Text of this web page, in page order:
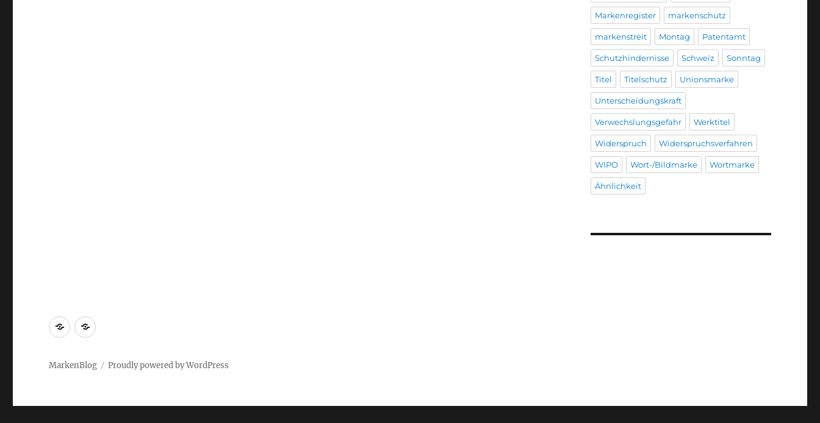
Markenregister markenschutz
markenstreit Montag Patentamt
Schutzhindernisse Schweiz Sonntag
Titel Titelschutz Unionsmarke
Unterscheidungskraft
Verwechslungsgefahr Werktitel
Widerspruch Widerspruchsverfahren
WIPO Wort-/Bildmarke Wortmarke
Ähnlichkeit
Markenrecherche
Gastbeiträge
MarkenBlog Proudly powered by WordPress